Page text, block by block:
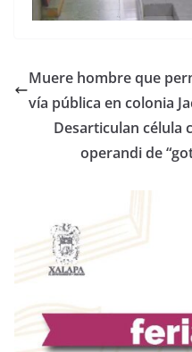
Muere hombre que
vía pública en colonia
Desarticulan célula
operandi de